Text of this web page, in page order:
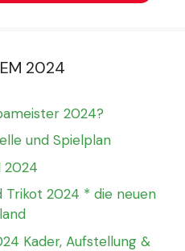
2024
2024?
und Spielplan
2024
Trikot 2024 * die neuen
Kader, Aufstellung &